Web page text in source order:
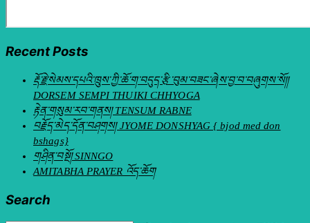
Recent Posts
རྡོ་རྗེ་སེམས་དཔའི་ཁྲུས་ཀྱི་ཆོ་ག་བདུད་རྩི་བུམ་བཟང་ཞེས་བྱ་བ་བཞུགས་སོ།།
DORSEM SEMPI THUIKI CHHYOGA
རྟེན་གསུམ་རབ་གནས། TENSUM RABNE
བརྗོད་མེད་དོན་བཤགས། JYOME DONSHYAG { bjod med don
bshags}
གཤིན་བསྔོ། SINNGO
AMITABHA PRAYER འོད་ཆོག
Search